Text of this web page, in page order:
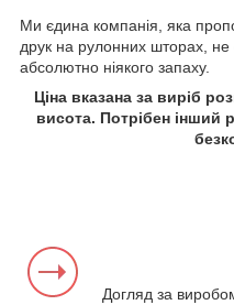
Ми єдина компанія, яка
друк на рулонних шторах, не
абсолютно ніякого запаху.
Ціна вказана за виріб
висота. Потрібен інший
Догляд за